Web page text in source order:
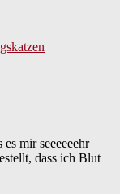
mir seeeeeehr
dass ich Blut